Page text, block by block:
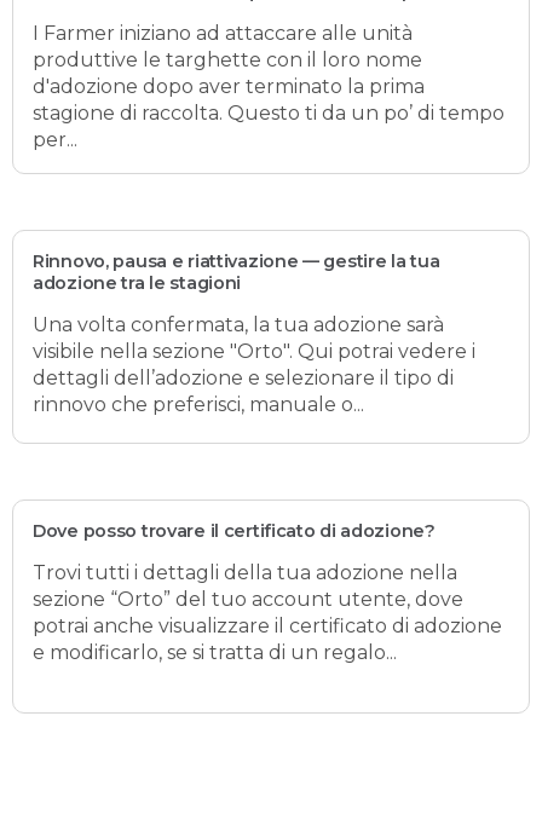
I Farmer iniziano ad attaccare alle unità
produttive le targhette con il loro nome
d'adozione dopo aver terminato la prima
stagione di raccolta. Questo ti da un po’ di tempo
per...
Rinnovo, pausa e riattivazione — gestire la tua
adozione tra le stagioni
Una volta confermata, la tua adozione sarà
visibile nella sezione "Orto". Qui potrai vedere i
dettagli dell’adozione e selezionare il tipo di
rinnovo che preferisci, manuale o...
Dove posso trovare il certificato di adozione?
Trovi tutti i dettagli della tua adozione nella
sezione “Orto” del tuo account utente, dove
potrai anche visualizzare il certificato di adozione
e modificarlo, se si tratta di un regalo...